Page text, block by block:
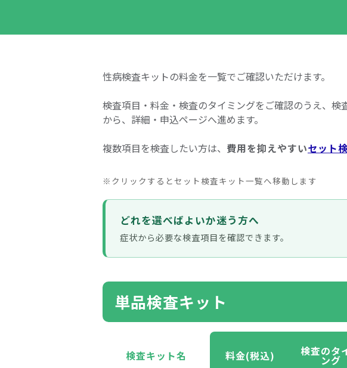
性病検査キットの料金を一覧でご確認いただけます。
検査項目・料金・検査のタイミングをご確認のうえ、
から、詳細・申込ページへ進めます。
複数項目を検査したい方は、 費用を抑えやすいセット
※クリックするとセット検査キット一覧へ移動します
どれを選べばよいか迷う方へ
症状から必要な検査項目を確認できます。
単品検査キット
検査キット名 料金(税込) 検査のタ
ング